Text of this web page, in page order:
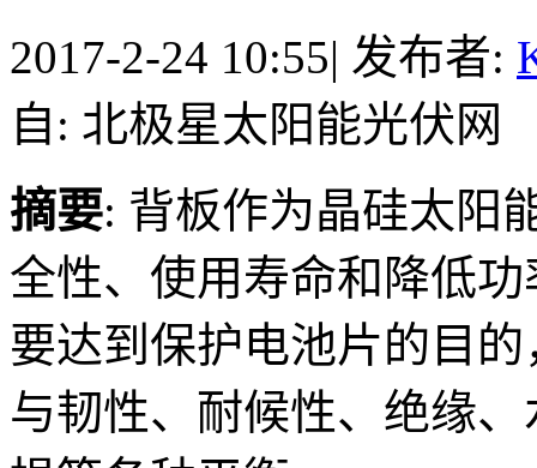
2017-2-24 10:55| 发布者:
自: 北极星太阳能光伏网
摘要: 背板作为晶硅太阳
全性、使用寿命和降低
要达到保护电池片的目
与韧性、耐候性、绝缘